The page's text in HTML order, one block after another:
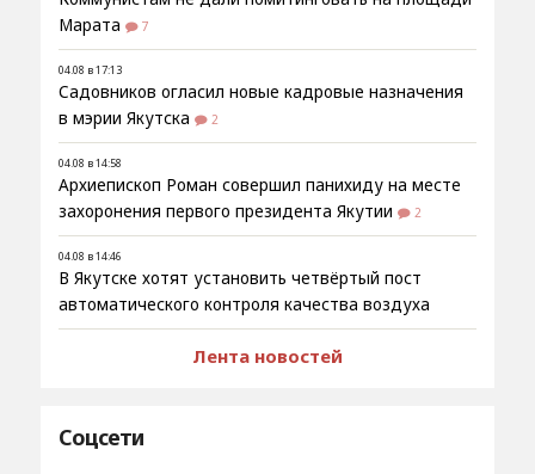
Марата
7
04.08 в 17:13
Садовников огласил новые кадровые назначения
в мэрии Якутска
2
04.08 в 14:58
Архиепископ Роман совершил панихиду на месте
захоронения первого президента Якутии
2
04.08 в 14:46
В Якутске хотят установить четвёртый пост
автоматического контроля качества воздуха
Лента новостей
Соцсети